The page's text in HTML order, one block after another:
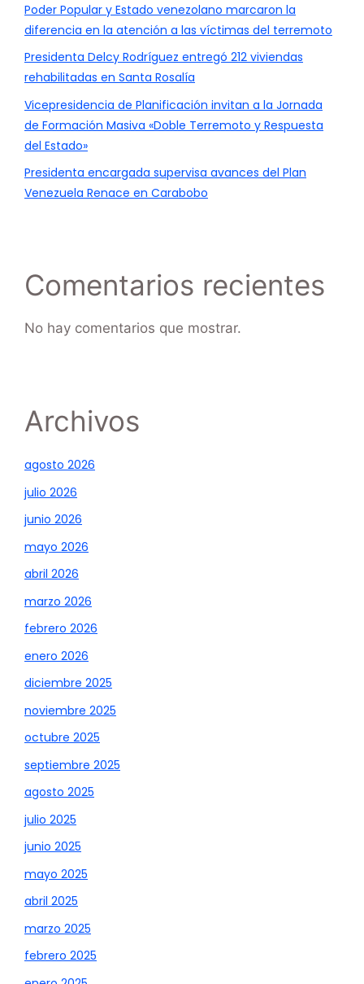
Poder Popular y Estado venezolano marcaron la
diferencia en la atención a las víctimas del terremoto
Presidenta Delcy Rodríguez entregó 212 viviendas
rehabilitadas en Santa Rosalía
Vicepresidencia de Planificación invitan a la Jornada
de Formación Masiva «Doble Terremoto y Respuesta
del Estado»
Presidenta encargada supervisa avances del Plan
Venezuela Renace en Carabobo
Comentarios recientes
No hay comentarios que mostrar.
Archivos
agosto 2026
julio 2026
junio 2026
mayo 2026
abril 2026
marzo 2026
febrero 2026
enero 2026
diciembre 2025
noviembre 2025
octubre 2025
septiembre 2025
agosto 2025
julio 2025
junio 2025
mayo 2025
abril 2025
marzo 2025
febrero 2025